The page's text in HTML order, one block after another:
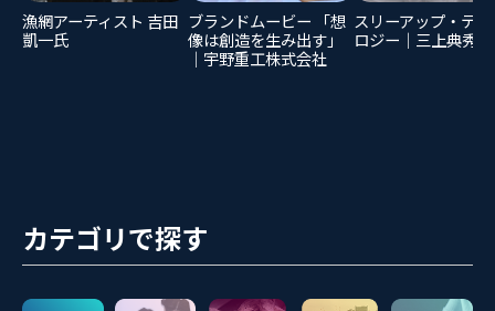
漁網アーティスト 吉田
凱一氏
ブランドムービー 「想
像は創造を生み出す」
｜宇野重工株式会社
スリーアップ・テク
ロジー｜三上典秀氏
カテゴリで探す